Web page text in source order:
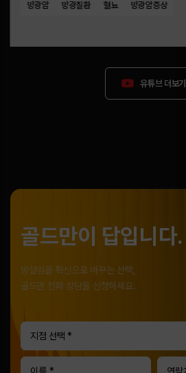
방광암 방광질환 혈뇨 방광암증상
유튜브 더보기
골드만이 답입니다.
망설임을 확신으로 바꾸는 선택,
골드만 전화 상담을 신청하세요.
지점 선택 *